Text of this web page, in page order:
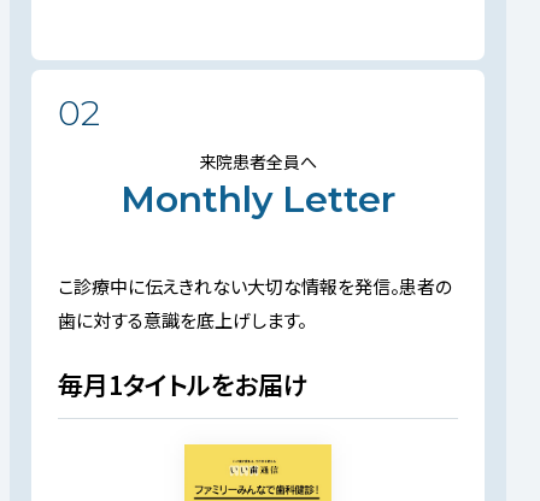
02
来院患者全員へ
Monthly Letter
こ診療中に伝えきれない大切な情報を発信。患者の
歯に対する意識を底上げします。
毎月1タイトルをお届け